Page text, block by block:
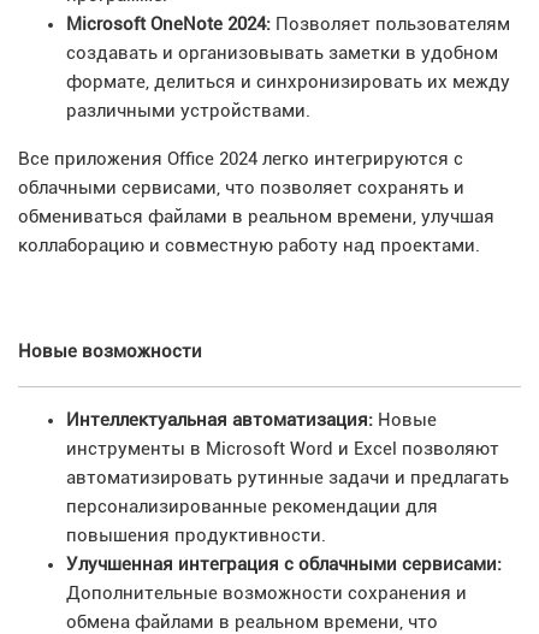
Microsoft OneNote 2024: Позволяет пользователям
создавать и организовывать заметки в удобном
формате, делиться и синхронизировать их между
различными устройствами.
Все приложения Office 2024 легко интегрируются с
облачными сервисами, что позволяет сохранять и
обмениваться файлами в реальном времени, улучшая
коллаборацию и совместную работу над проектами.
Новые возможности
Интеллектуальная автоматизация: Новые
инструменты в Microsoft Word и Excel позволяют
автоматизировать рутинные задачи и предлагать
персонализированные рекомендации для
повышения продуктивности.
Улучшенная интеграция с облачными сервисами:
Дополнительные возможности сохранения и
обмена файлами в реальном времени, что